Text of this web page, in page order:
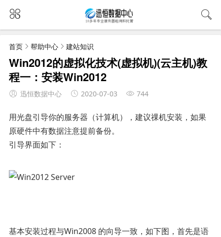
首页 帮助中心 建站知识
Win2012的虚拟化技术(虚拟机)(云主机)教
程一：安装Win2012
迅恒数据中心 2020-07-03 744
用光盘引导你的服务器（计算机），建议祼机安装，如果
原硬件中有数据注意提前备份。
引导界面如下：
基本安装过程与Win2008 的向导一致，如下图，首先是语